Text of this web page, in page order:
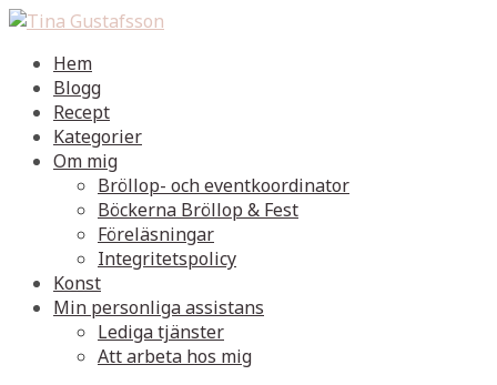
Hem
Blogg
Recept
Kategorier
Om mig
Bröllop- och eventkoordinator
Böckerna Bröllop & Fest
Föreläsningar
Integritetspolicy
Konst
Min personliga assistans
Lediga tjänster
Att arbeta hos mig